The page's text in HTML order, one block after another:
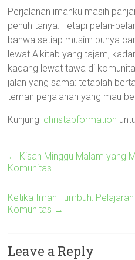
Perjalanan imanku masih
penuh tanya. Tetapi pelan-
bahwa setiap musim punya
lewat Alkitab yang tajam,
kadang lewat tawa di
jalan yang sama: tetaplah
teman perjalanan yang mau
Kunjungi christabformation
← Kisah Minggu Malam yang
Komunitas
Ketika Iman Tumbuh:
Komunitas →
Leave a Reply